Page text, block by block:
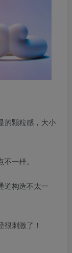
的颗粒感，大小
一样。
道构造不太一
刺激了！